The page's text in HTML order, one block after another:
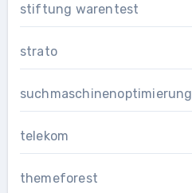
stiftung warentest
strato
suchmaschinenoptimierung
telekom
themeforest